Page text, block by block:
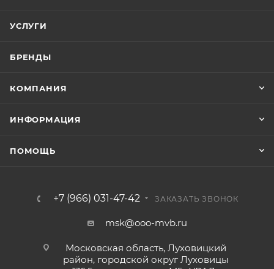
УСЛУГИ
БРЕНДЫ
КОМПАНИЯ
ИНФОРМАЦИЯ
ПОМОЩЬ
+7 (966) 031-47-42 ЗАКАЗАТЬ ЗВОНОК
msk@ooo-mvb.ru
Московская область, Луховицкий
район, городской округ Луховицы